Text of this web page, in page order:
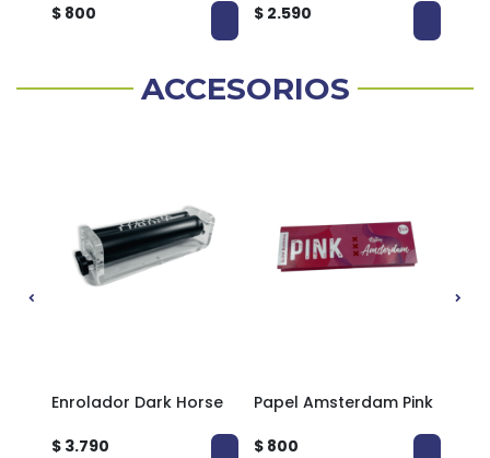
$ 800
$ 2.590
ACCESORIOS
Enrolador Dark Horse
$ 3.790
Papel Amsterdam Pink
$ 800